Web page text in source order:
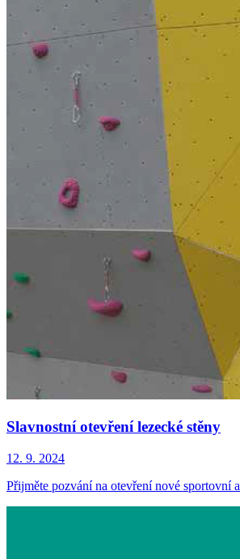
Slavnostní otevření lezecké stěny
12. 9. 2024
Přijměte pozvání na otevření nové sportovní